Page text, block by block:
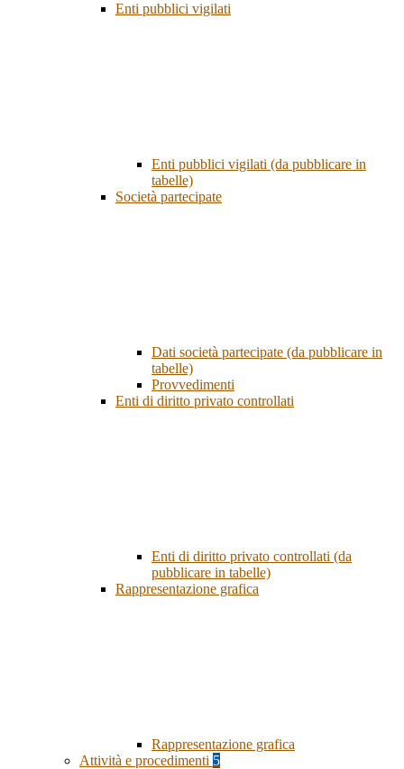
Enti pubblici vigilati
Enti pubblici vigilati (da pubblicare in
tabelle)
Società partecipate
Dati società partecipate (da pubblicare in
tabelle)
Provvedimenti
Enti di diritto privato controllati
Enti di diritto privato controllati (da
pubblicare in tabelle)
Rappresentazione grafica
Rappresentazione grafica
Attività e procedimenti 5